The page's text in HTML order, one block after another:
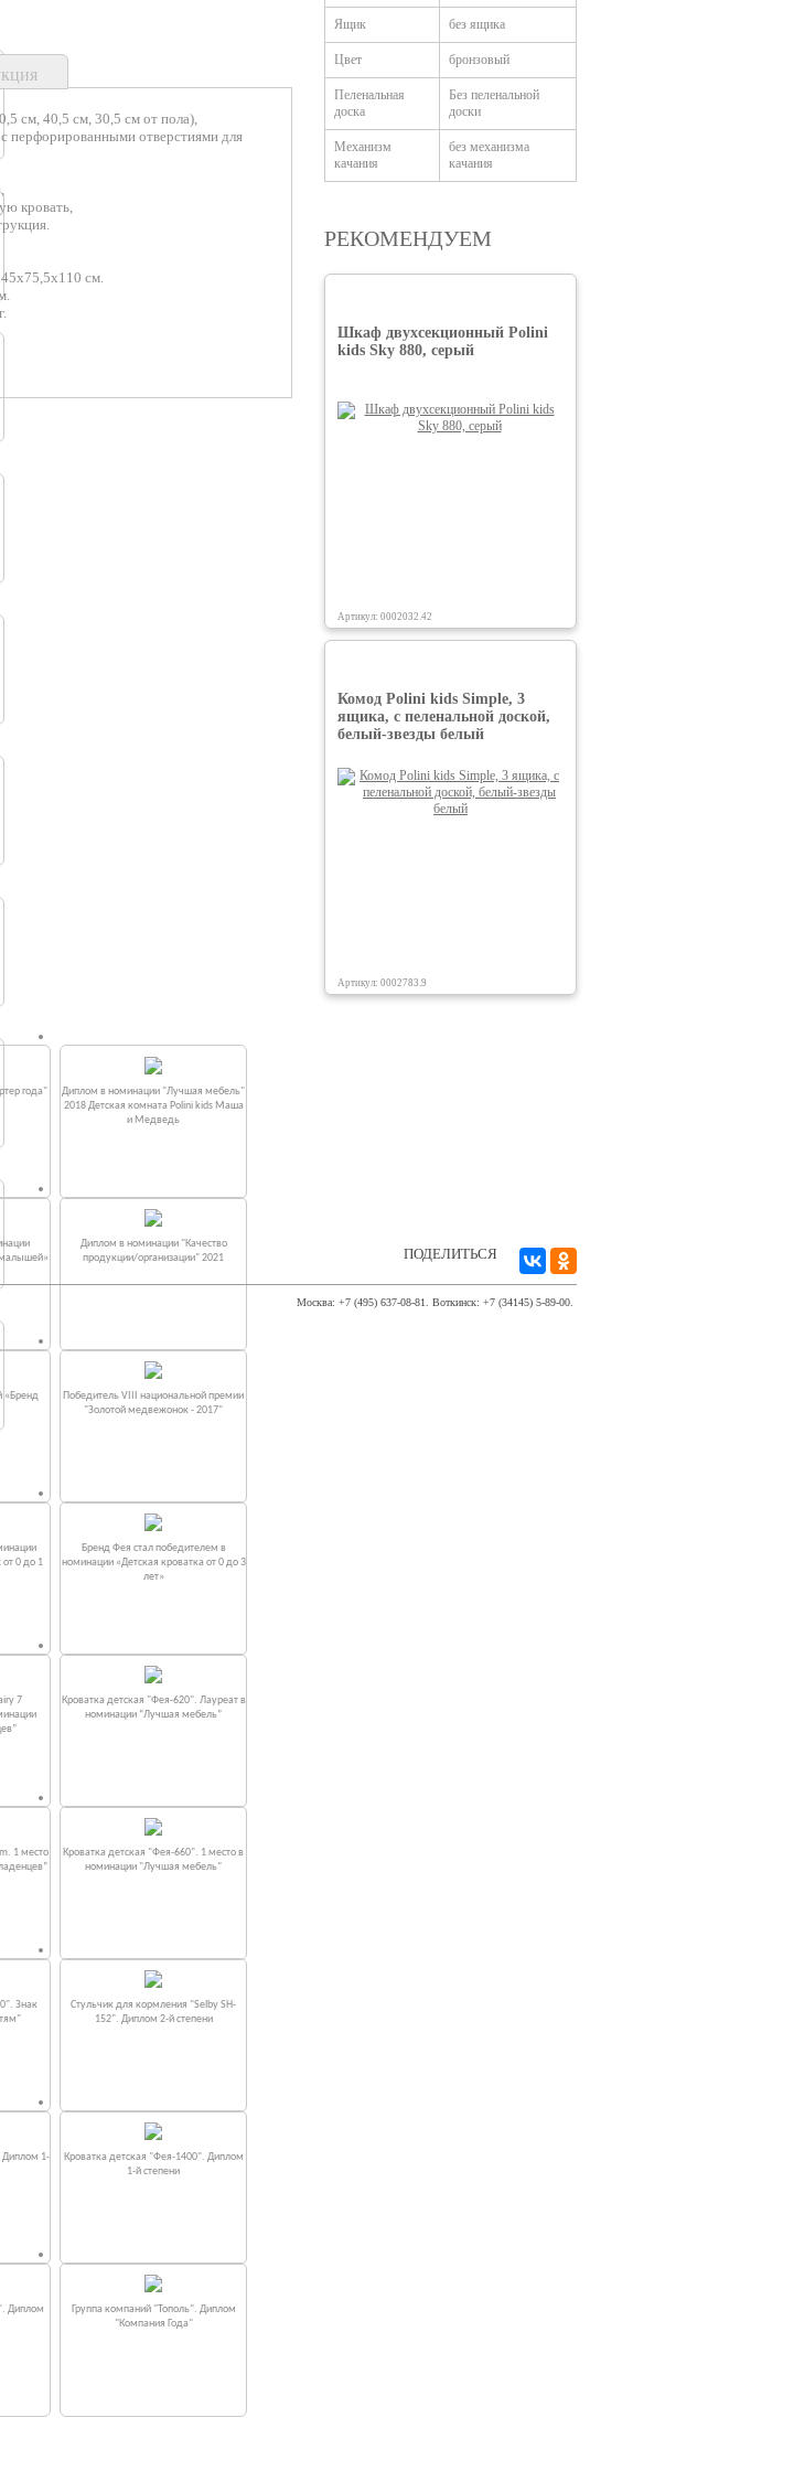
см, 40,5 см, 30,5 см от пола),
перфорированными отверстиями для
кровать,
см.
Ящик без ящика
Цвет бронзовый
Пеленальная
доска
Без пеленальной
доски
Механизм
качания
без механизма
качания
РЕКОМЕНДУЕМ
Шкаф двухсекционный Polini
kids Sky 880, серый
Артикул: 0002032.42
Комод Polini kids Simple, 3
ящика, с пеленальной доской,
белый-звезды белый
Артикул: 0002783.9
года"
Диплом в номинации "Лучшая мебель"
2018 Детская комната Polini kids Маша
и Медведь
Диплом в номинации "Качество
продукции/организации" 2021
«Бренд
Победитель VIII национальной премии
"Золотой медвежонок - 2017"
0 до 1
Бренд Фея стал победителем в
номинации «Детская кроватка от 0 до 3
лет»
7
Кроватка детская "Фея-620". Лауреат в
номинации “Лучшая мебель”
1 место
Кроватка детская "Фея-660". 1 место в
номинации "Лучшая мебель"
Знак
Стульчик для кормления "Selby SH-
152". Диплом 2-й степени
Диплом 1-
Кроватка детская "Фея-1400". Диплом
1-й степени
Диплом
Группа компаний "Тополь". Диплом
"Компания Года"
ПОДЕЛИТЬСЯ
Москва: +7 (495) 637-08-81. Воткинск: +7 (34145) 5-89-00.